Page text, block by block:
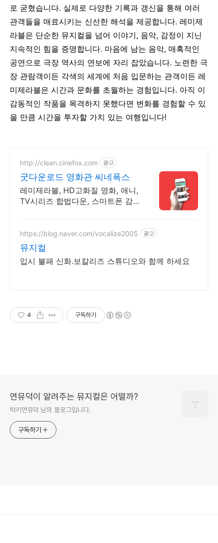
로 굳혔습니다. 실제로 다양한 기록과 갱신을 통해 여러
관객들을 매료시키는 신선한 해석을 제공합니다. 레미제
라블은 단순한 뮤지컬을 넘어 이야기, 음악, 감정이 지닌
지속적인 힘을 증명합니다. 마음에 남는 음악, 매혹적인
공연으로 극장 역사의 연보에 자리 잡았습니다. 노련한 극
장 관람객이든 각색의 세계에 처음 입문하는 관객이든 레
미제라블은 시간과 문화를 초월하는 경험입니다. 아직 이
감동적인 작품을 목격하지 못했다면 변화를 경험할 수 있
을 만큼 시간을 투자할 가치 있는 여행입니다!
http://clean.cinefox.com 광고
굿다운로드 영화관 씨네폭스
레미제라블, HD고화질 영화, 애니,
TV시리즈 합법다운, 스마트폰 감
https://blog.naver.com/vocalize2005 광고
뮤지컬
입시 불패 신화.보칼리즈 스튜디오와 함께 하세요
4 구독하기
연뮤덕이 알려주는 뮤지컬은 어떨까?
럭키연뮤덕 님의 블로그입니다.
구독하기